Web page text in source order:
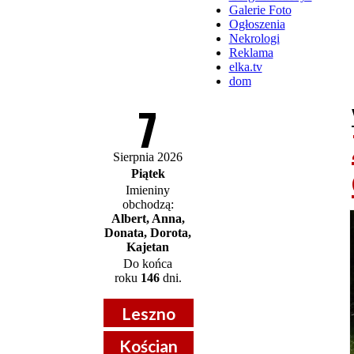
Galerie Foto
Ogłoszenia
Nekrologi
Reklama
elka.tv
dom
7
Sierpnia 2026
Piątek
Imieniny
obchodzą:
Albert, Anna,
Donata, Dorota,
Kajetan
Do końca
roku 146dni.
Leszno
Kościan